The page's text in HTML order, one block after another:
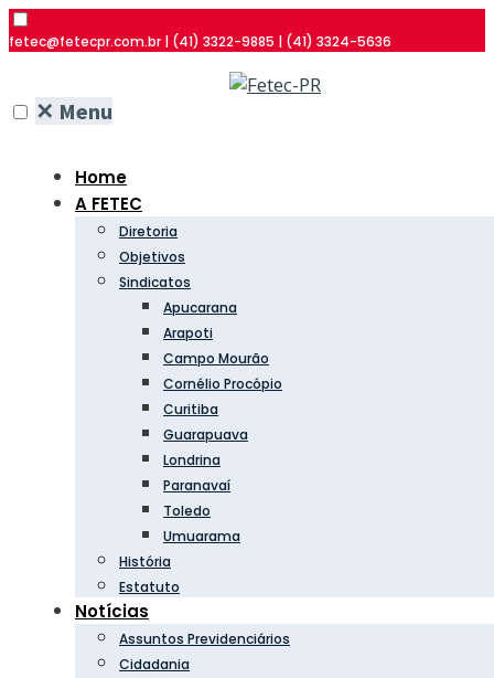
fetec@fetecpr.com.br | (41) 3322-9885 | (41) 3324-5636
✕ Menu
Home
A FETEC
Diretoria
Objetivos
Sindicatos
Apucarana
Arapoti
Campo Mourão
Cornélio Procópio
Curitiba
Guarapuava
Londrina
Paranavaí
Toledo
Umuarama
História
Estatuto
Notícias
Assuntos Previdenciários
Cidadania